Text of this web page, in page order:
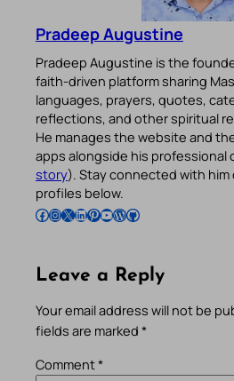
Pradeep Augustine
Pradeep Augustine is the
faith-driven platform sharing
languages, prayers, quotes,
reflections, and other spiritual
He manages the website and
apps alongside his professional
story). Stay connected with him
profiles below.
Follow Pradeep on Facebook Follow Pradeep on InstagramFollow Pradeep on X Follow Pradeep on LinkedIn Follow Pradeep on Pinterest Subscribe to Pradeep’s Youtube Channel Follow Pradeep on WordPress Follow Pradeep on GitHub
Leave a Reply
Your email address will not be
fields are marked *
Comment*